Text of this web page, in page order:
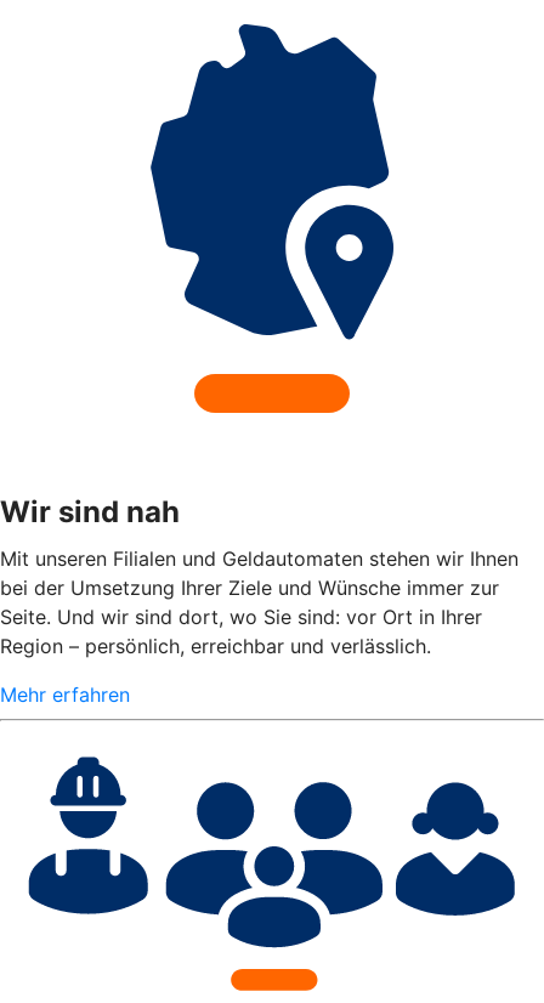
Wir sind nah
Mit unseren Filialen und Geldautomaten stehen wir Ihnen
bei der Umsetzung Ihrer Ziele und Wünsche immer zur
Seite. Und wir sind dort, wo Sie sind: vor Ort in Ihrer
Region – persönlich, erreichbar und verlässlich.
Mehr erfahren